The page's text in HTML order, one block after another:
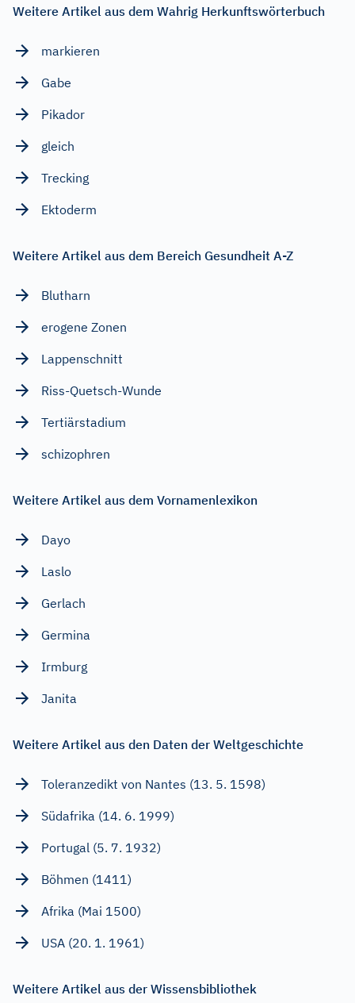
Weitere Artikel aus dem Wahrig Herkunftswörterbuch
markieren
Gabe
Pikador
gleich
Trecking
Ektoderm
Weitere Artikel aus dem Bereich Gesundheit A-Z
Blutharn
erogene Zonen
Lappenschnitt
Riss-Quetsch-Wunde
Tertiärstadium
schizophren
Weitere Artikel aus dem Vornamenlexikon
Dayo
Laslo
Gerlach
Germina
Irmburg
Janita
Weitere Artikel aus den Daten der Weltgeschichte
Toleranzedikt von Nantes (13. 5. 1598)
Südafrika (14. 6. 1999)
Portugal (5. 7. 1932)
Böhmen (1411)
Afrika (Mai 1500)
USA (20. 1. 1961)
Weitere Artikel aus der Wissensbibliothek